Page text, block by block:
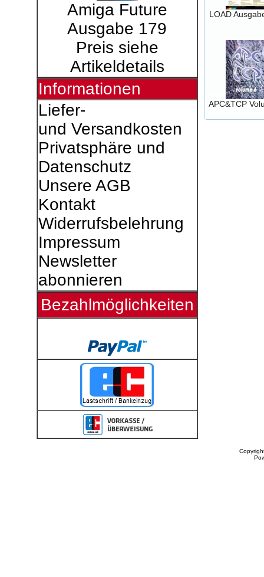
Amiga Future
Ausgabe 179
Preis siehe
Artikeldetails
Informationen
Liefer-
und Versandkosten
Privatsphäre und
Datenschutz
Unsere AGB
Kontakt
Widerrufsbelehrung
Impressum
Newsletter
abonnieren
Bezahlmöglichkeiten
LOAD
APC&TCP